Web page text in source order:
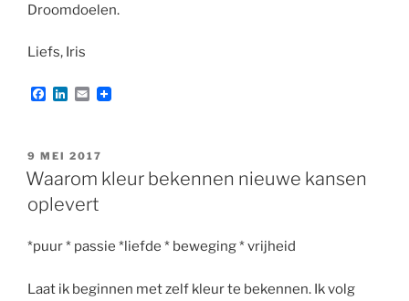
Droomdoelen.
Liefs, Iris
F
b
o
k
e
I
E
l
GEPLAATST
OP
9 MEI 2017
Waarom kleur bekennen nieuwe kansen
oplevert
*puur * passie *liefde * beweging * vrijheid
Laat ik beginnen met zelf kleur te bekennen. Ik volg